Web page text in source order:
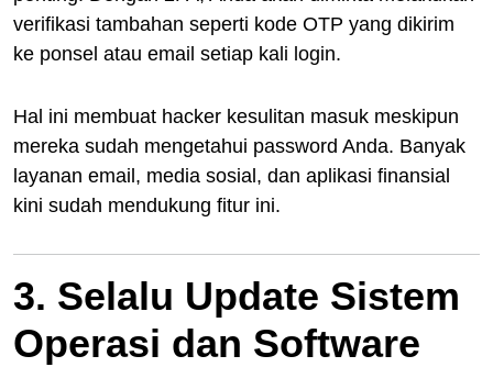
verifikasi tambahan seperti kode OTP yang dikirim
ke ponsel atau email setiap kali login.
Hal ini membuat hacker kesulitan masuk meskipun
mereka sudah mengetahui password Anda. Banyak
layanan email, media sosial, dan aplikasi finansial
kini sudah mendukung fitur ini.
3. Selalu Update Sistem
Operasi dan Software